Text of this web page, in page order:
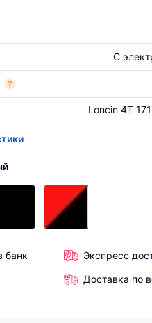
С
?
Loncin 4T
банк
Экспресс
Доставка по